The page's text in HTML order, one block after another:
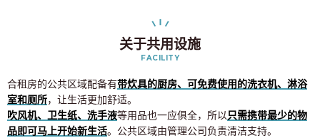
关于共用设施
FACILITY
合租房的公共区域配备有带炊具的厨房、可免费使用的洗衣机、淋浴
室和厕所，让生活更加舒适。
吹风机、卫生纸、洗手液等用品也一应俱全，所以只需携带最少的物
品即可马上开始新生活。公共区域由管理公司负责清洁支持。